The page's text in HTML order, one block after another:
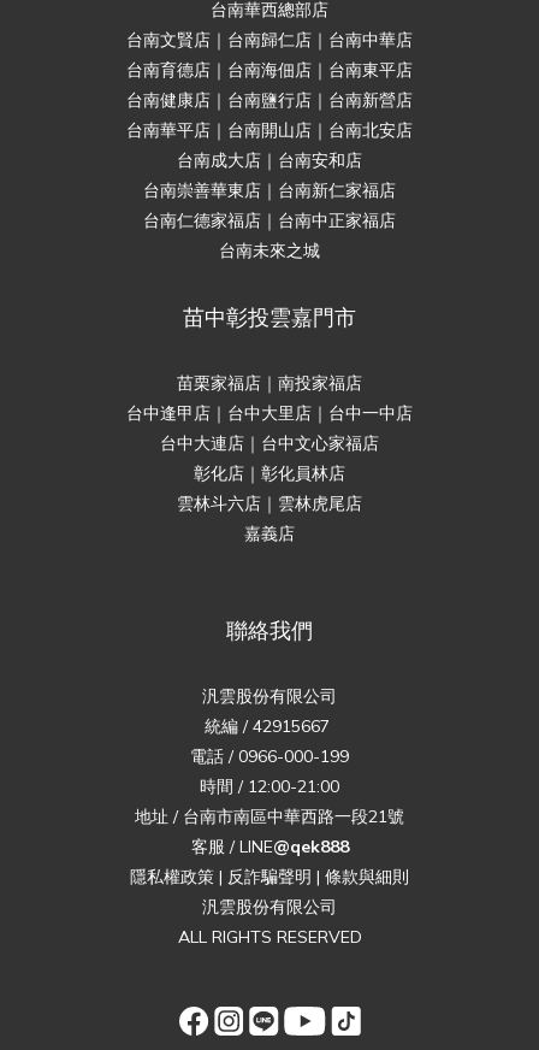
台南華西總部店
台南文賢店｜台南歸仁店｜台南中華店
台南育德店｜台南海佃店｜台南東平店
台南健康店｜台南鹽行店｜台南新營店
台南華平店｜台南開山店｜台南北安店
台南成大店｜台南安和店
台南崇善華東店｜台南新仁家福店
台南仁德家福店｜台南中正家福店
台南未來之城
苗中彰投雲嘉門市
苗栗家福店｜南投家福店
台中逢甲店｜台中大里店｜台中一中店
台中大連店｜台中文心家福店
彰化店｜彰化員林店
雲林斗六店｜雲林虎尾店
嘉義店
聯絡我們
汎雲股份有限公司
統編 / 42915667
電話 / 0966-000-199
時間 / 12:00-21:00
地址 / 台南市南區中華西路一段21號
客服 / LINE@qek888
隱私權政策 | 反詐騙聲明 | 條款與細則
汎雲股份有限公司
ALL RIGHTS RESERVED